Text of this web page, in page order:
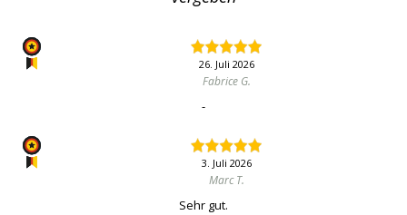
26. Juli 2026
Fabrice G.
-
3. Juli 2026
Marc T.
Sehr gut.